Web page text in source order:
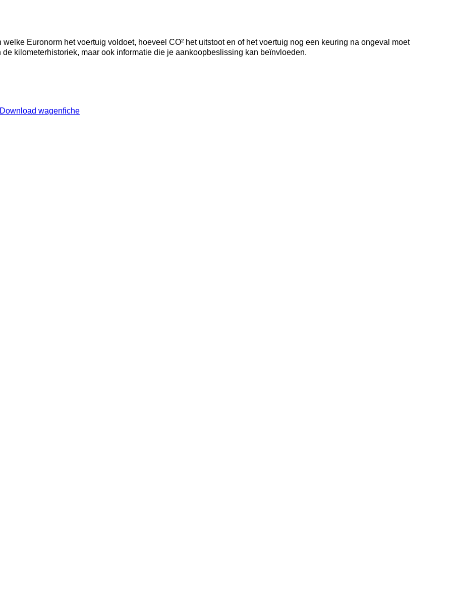
Euronorm het voertuig voldoet, hoeveel CO² het uitstoot en of het voertuig nog een keuring na ongeval moet
kilometerhistoriek, maar ook informatie die je aankoopbeslissing kan beïnvloeden.
Download wagenfiche